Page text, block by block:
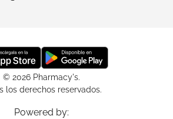
© 2026 Pharmacy's.
los derechos reservados.
Powered by: